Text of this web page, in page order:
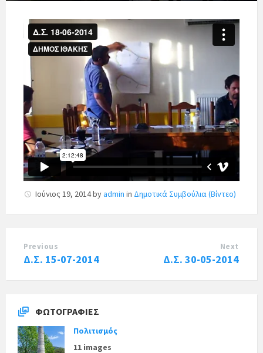
Ιούνιος 19, 2014byadmin in Δημοτικά Συμβούλια (Βίντεο)
Previous
Δ.Σ. 15-07-2014
Next
Δ.Σ. 30-05-2014
ΦΩΤΟΓΡΑΦΊΕΣ
Πολιτισμός
11 images